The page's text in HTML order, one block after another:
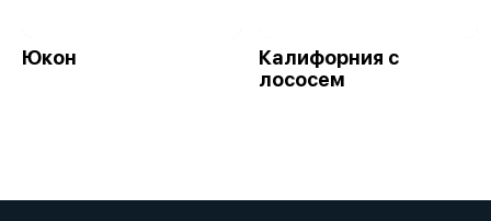
Юкон
Калифорния с
лососем